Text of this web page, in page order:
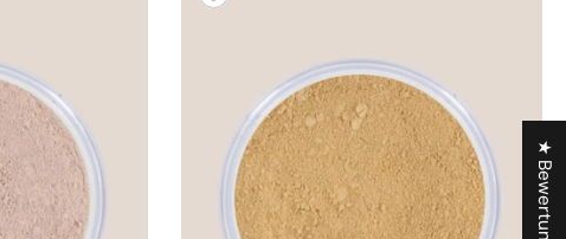
★ Bewertungen